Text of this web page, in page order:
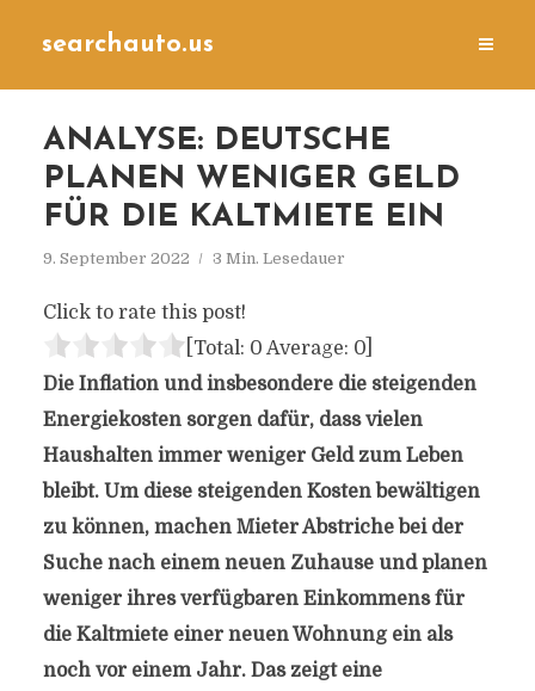
searchauto.us
ANALYSE: DEUTSCHE
PLANEN WENIGER GELD
FÜR DIE KALTMIETE EIN
9. September 2022 3 Min. Lesedauer
Click to rate this post!
[Total: 0 Average: 0]
Die Inflation und insbesondere die steigenden
Energiekosten sorgen dafür, dass vielen
Haushalten immer weniger Geld zum Leben
bleibt. Um diese steigenden Kosten bewältigen
zu können, machen Mieter Abstriche bei der
Suche nach einem neuen Zuhause und planen
weniger ihres verfügbaren Einkommens für
die Kaltmiete einer neuen Wohnung ein als
noch vor einem Jahr. Das zeigt eine